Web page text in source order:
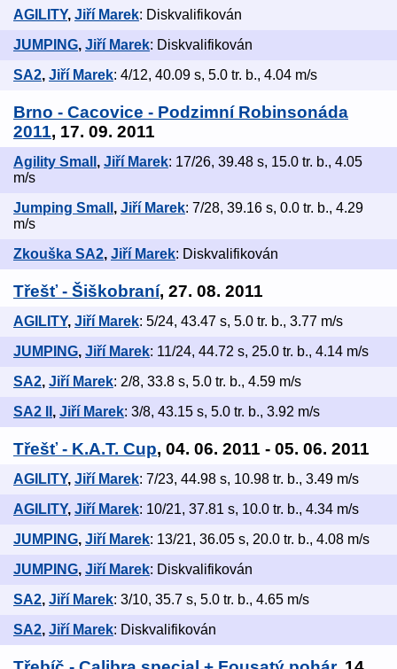
AGILITY, Jiří Marek: Diskvalifikován
JUMPING, Jiří Marek: Diskvalifikován
SA2, Jiří Marek: 4/12, 40.09 s, 5.0 tr. b., 4.04 m/s
Brno - Cacovice - Podzimní Robinsonáda
2011, 17. 09. 2011
Agility Small , Jiří Marek: 17/26, 39.48 s, 15.0 tr. b., 4.05
m/s
Jumping Small , Jiří Marek: 7/28, 39.16 s, 0.0 tr. b., 4.29
m/s
Zkouška SA2, Jiří Marek: Diskvalifikován
Třešť - Šiškobraní, 27. 08. 2011
AGILITY, Jiří Marek: 5/24, 43.47 s, 5.0 tr. b., 3.77 m/s
JUMPING, Jiří Marek: 11/24, 44.72 s, 25.0 tr. b., 4.14 m/s
SA2, Jiří Marek: 2/8, 33.8 s, 5.0 tr. b., 4.59 m/s
SA2 II , Jiří Marek: 3/8, 43.15 s, 5.0 tr. b., 3.92 m/s
Třešť - K.A.T. Cup, 04. 06. 2011 - 05. 06. 2011
AGILITY, Jiří Marek: 7/23, 44.98 s, 10.98 tr. b., 3.49 m/s
AGILITY, Jiří Marek: 10/21, 37.81 s, 10.0 tr. b., 4.34 m/s
JUMPING, Jiří Marek: 13/21, 36.05 s, 20.0 tr. b., 4.08 m/s
JUMPING, Jiří Marek: Diskvalifikován
SA2, Jiří Marek: 3/10, 35.7 s, 5.0 tr. b., 4.65 m/s
SA2, Jiří Marek: Diskvalifikován